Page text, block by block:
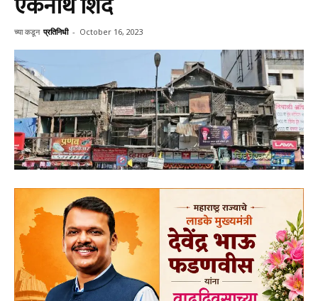
च्या कडून प्रतिनिधी - October 16, 2023